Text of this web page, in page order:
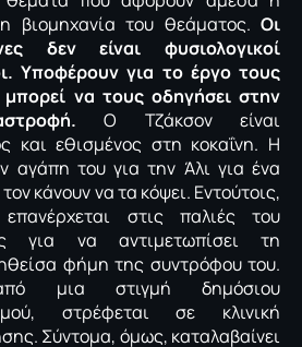
βιομηχανία του θεάματος. Οι
δεν είναι φυσιολογικοί
Υποφέρουν για το έργο τους
μπορεί να τους οδηγήσει στην
Ο Τζάκσον είναι
και εθισμένος στη κοκαΐνη. Η
αγάπη του για την Άλι για ένα
κάνουν να τα κόψει. Εντούτοις,
στις παλιές του
για να αντιμετωπίσει τη
φήμη της συντρόφου του.
μια στιγμή δημόσιου
στρέφεται σε κλινική
Σύντομα, όμως, καταλαβαίνει